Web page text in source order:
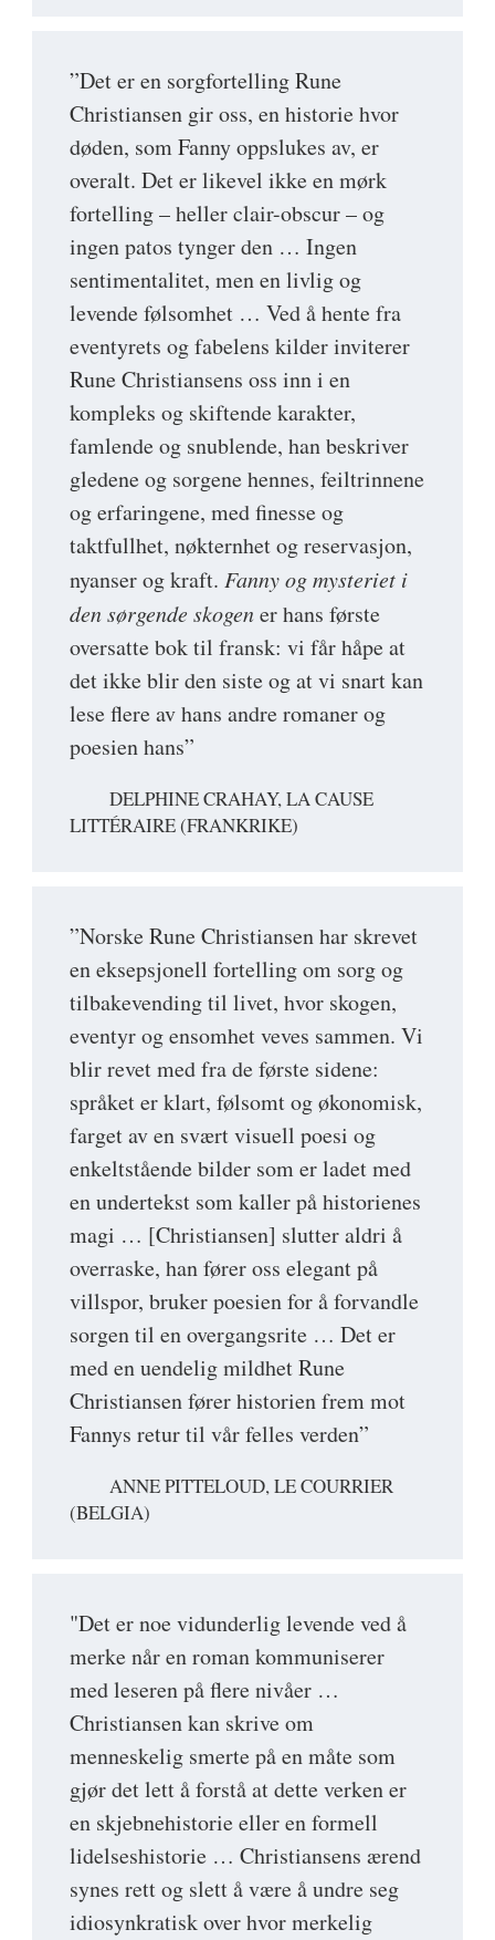
”Det er en sorgfortelling Rune
Christiansen gir oss, en historie hvor
døden, som Fanny oppslukes av, er
overalt. Det er likevel ikke en mørk
fortelling – heller clair-obscur – og
ingen patos tynger den … Ingen
sentimentalitet, men en livlig og
levende følsomhet … Ved å hente fra
eventyrets og fabelens kilder inviterer
Rune Christiansens oss inn i en
kompleks og skiftende karakter,
famlende og snublende, han beskriver
gledene og sorgene hennes, feiltrinnene
og erfaringene, med finesse og
taktfullhet, nøkternhet og reservasjon,
nyanser og kraft. Fanny og mysteriet i
den sørgende skogener hans første
oversatte bok til fransk: vi får håpe at
det ikke blir den siste og at vi snart kan
lese flere av hans andre romaner og
poesien hans”
DELPHINE CRAHAY, LA CAUSE
LITTÉRAIRE (FRANKRIKE)
”Norske Rune Christiansen har skrevet
en eksepsjonell fortelling om sorg og
tilbakevending til livet, hvor skogen,
eventyr og ensomhet veves sammen. Vi
blir revet med fra de første sidene:
språket er klart, følsomt og økonomisk,
farget av en svært visuell poesi og
enkeltstående bilder som er ladet med
en undertekst som kaller på historienes
magi … [Christiansen] slutter aldri å
overraske, han fører oss elegant på
villspor, bruker poesien for å forvandle
sorgen til en overgangsrite … Det er
med en uendelig mildhet Rune
Christiansen fører historien frem mot
Fannys retur til vår felles verden”
ANNE PITTELOUD, LE COURRIER
(BELGIA)
"Det er noe vidunderlig levende ved å
merke når en roman kommuniserer
med leseren på flere nivåer …
Christiansen kan skrive om
menneskelig smerte på en måte som
gjør det lett å forstå at dette verken er
en skjebnehistorie eller en formell
lidelseshistorie … Christiansens ærend
synes rett og slett å være å undre seg
idiosynkratisk over hvor merkelig